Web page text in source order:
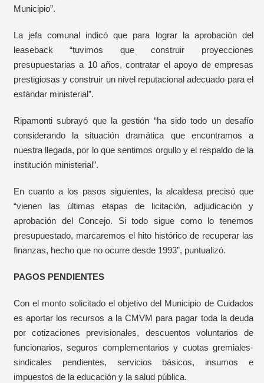
Municipio”.
La jefa comunal indicó que para lograr la aprobación del
leaseback “tuvimos que construir proyecciones
presupuestarias a 10 años, contratar el apoyo de empresas
prestigiosas y construir un nivel reputacional adecuado para el
estándar ministerial”.
Ripamonti subrayó que la gestión “ha sido todo un desafío
considerando la situación dramática que encontramos a
nuestra llegada, por lo que sentimos orgullo y el respaldo de la
institución ministerial”.
En cuanto a los pasos siguientes, la alcaldesa precisó que
“vienen las últimas etapas de licitación, adjudicación y
aprobación del Concejo. Si todo sigue como lo tenemos
presupuestado, marcaremos el hito histórico de recuperar las
finanzas, hecho que no ocurre desde 1993”, puntualizó.
PAGOS PENDIENTES
Con el monto solicitado el objetivo del Municipio de Cuidados
es aportar los recursos a la CMVM para pagar toda la deuda
por cotizaciones previsionales, descuentos voluntarios de
funcionarios, seguros complementarios y cuotas gremiales-
sindicales pendientes, servicios básicos, insumos e
impuestos de la educación y la salud pública.